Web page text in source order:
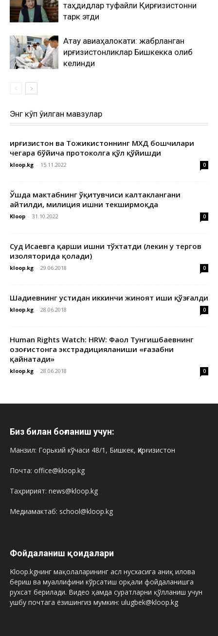
таҳдидлар туфайли Қирғизистонни
тарк этди
Ақтау авиаҳалокати: жабрланган
қирғизистонликлар Бишкекка олиб
келинди
Энг кўп ўқилган мавзулар
Қирғизистон ва Тожикистоннинг МХДҚ бошчилари
чегара бўйича протоколга қўл қўйишди
kloop.kg - 15.11.2022 0
Ўшда мактабнинг ўқитувчиси калтаклангани
айтилди, милиция ишни текширмоқда
Kloop - 31.10.2022 0
Суд Исаевга қарши ишни тўхтатди (лекин у тергов
изоляторида қолади)
kloop.kg - 29.06.2018 0
Шадиевнинг устидан иккинчи жиноят иши қўзғалди
kloop.kg - 28.06.2018 0
Human Rights Watch: HRW: Фаол Тунгишбаевнинг
Қозоғистонга экстрадицияланиши «ғазабни
қайнатади»
kloop.kg - 28.06.2018 0
Биз билан боғланиш учун:
Манзил: Горький кўчаси 48/1, Бишкек, Қирғизистон
Почта: office@kloop.kg
Таҳририят: news@kloop.kg
Медиамактаб: school@kloop.kg
Фойдаланиш қоидалари
Kloop.kgнинг мақолаларининг асл нусхасига аниқ илова
бериш ва муаллифини кўрсатиш орқали фойдаланишга
рухсат берилади. Видео ҳамда суратларни қўлланиш учун
ушбу почтага ёзишингиз мумкин: ulugbek@kloop.kg